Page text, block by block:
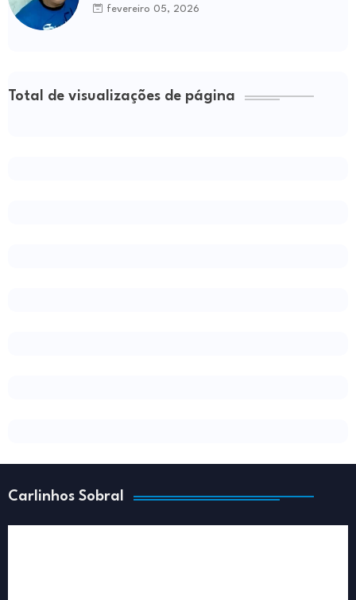
fevereiro 05, 2026
Total de visualizações de página
Carlinhos Sobral